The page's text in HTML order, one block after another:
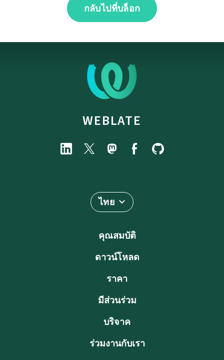
กลับไปที่บล็อก
WEBLATE
ไทย
คุณสมบัติ
ดาวน์โหลด
ราคา
มีส่วนร่วม
บริจาค
ร่วมงานกับเรา